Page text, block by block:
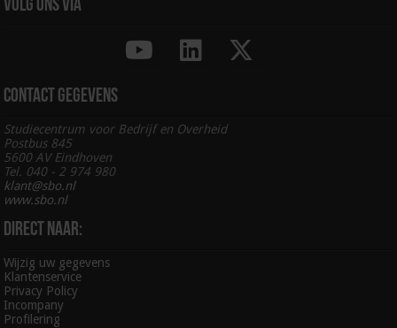
Volg ons via
Contact gegevens
Studiecentrum voor Bedrijf en Overheid
Postbus 845
5600 AV Eindhoven
Tel. 040 - 2 974 980
klant@sbo.nl
www.sbo.nl
Direct naar:
Wijzig uw gegevens
Klantenservice
Privacy Policy
Incompany
Profilering